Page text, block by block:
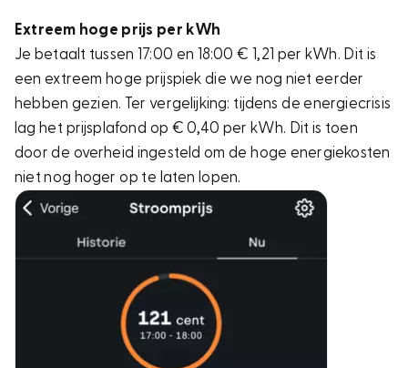
Extreem hoge prijs per kWh
Je betaalt tussen 17:00 en 18:00 € 1,21 per kWh. Dit is
een extreem hoge prijspiek die we nog niet eerder
hebben gezien. Ter vergelijking: tijdens de energiecrisis
lag het prijsplafond op € 0,40 per kWh. Dit is toen
door de overheid ingesteld om de hoge energiekosten
niet nog hoger op te laten lopen.